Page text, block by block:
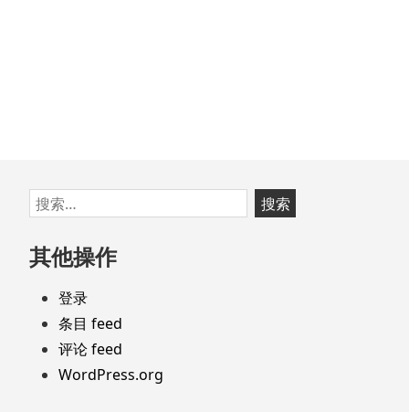
跳
至
页
脚
搜
索：
其他操作
登录
条目 feed
评论 feed
WordPress.org